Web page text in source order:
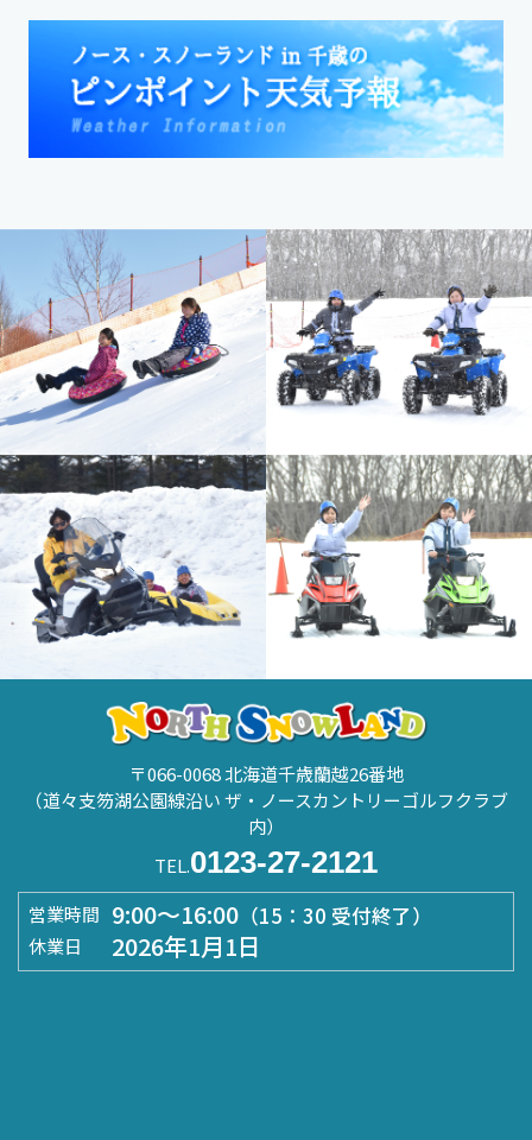
〒066-0068 北海道千歳蘭越26番地
（道々支笏湖公園線沿い ザ・ノースカントリーゴルフクラブ
内）
TEL.0123-27-2121
営業時間 9:00～16:00 （15：30 受付終了）
休業日 2026年1月1日